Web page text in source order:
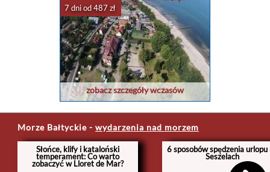
7 dni od 487 zł
zobacz szczegóły wczasów
Morze Bałtyckie - wydarzenia nad morzem
Słońce, klify i kataloński
temperament: Co warto
zobaczyć w Lloret de Mar?
6 sposobów spędzenia urlopu
Seszelach